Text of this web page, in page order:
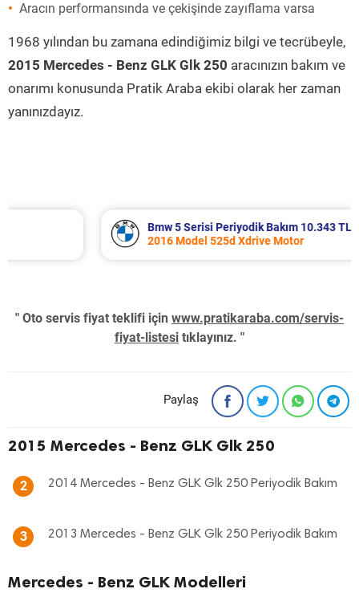
Aracın performansında ve çekişinde zayıflama varsa
1968 yılından bu zamana edindiğimiz bilgi ve tecrübeyle,
2015 Mercedes - Benz GLK Glk 250 aracınızın bakım ve
onarımı konusunda Pratik Araba ekibi olarak her zaman
yanınızdayız.
Bmw 5 Serisi Periyodik Bakım 10.343 TL
2016 Model 525d Xdrive Motor
" Oto servis fiyat teklifi için www.pratikaraba.com/servis-
fiyat-listesi tıklayınız. "
Paylaş
2015 Mercedes - Benz GLK Glk 250
2 2014 Mercedes - Benz GLK Glk 250 Periyodik Bakım
3 2013 Mercedes - Benz GLK Glk 250 Periyodik Bakım
Mercedes - Benz GLK Modelleri